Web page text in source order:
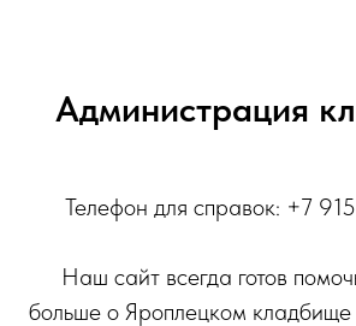
Администрация
Телефон для справок: +7
Наш сайт всегда готов
больше о Яроплецком